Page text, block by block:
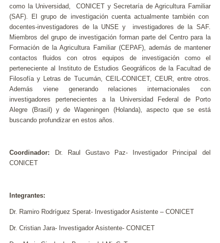
como la Universidad, CONICET y Secretaría de Agricultura Familiar
(SAF). El grupo de investigación cuenta actualmente también con
docentes-investigadores de la UNSE y investigadores de la SAF.
Miembros del grupo de investigación forman parte del Centro para la
Formación de la Agricultura Familiar (CEPAF), además de mantener
contactos fluidos con otros equipos de investigación como el
perteneciente al Instituto de Estudios Geográficos de la Facultad de
Filosofía y Letras de Tucumán, CEIL-CONICET, CEUR, entre otros.
Además viene generando relaciones internacionales con
investigadores pertenecientes a la Universidad Federal de Porto
Alegre (Brasil) y de Wageningen (Holanda), aspecto que se está
buscando profundizar en estos años.
Coordinador: Dr. Raul Gustavo Paz- Investigador Principal del
CONICET
Integrantes:
Dr. Ramiro Rodríguez Sperat- Investigador Asistente – CONICET
Dr. Cristian Jara- Investigador Asistente- CONICET